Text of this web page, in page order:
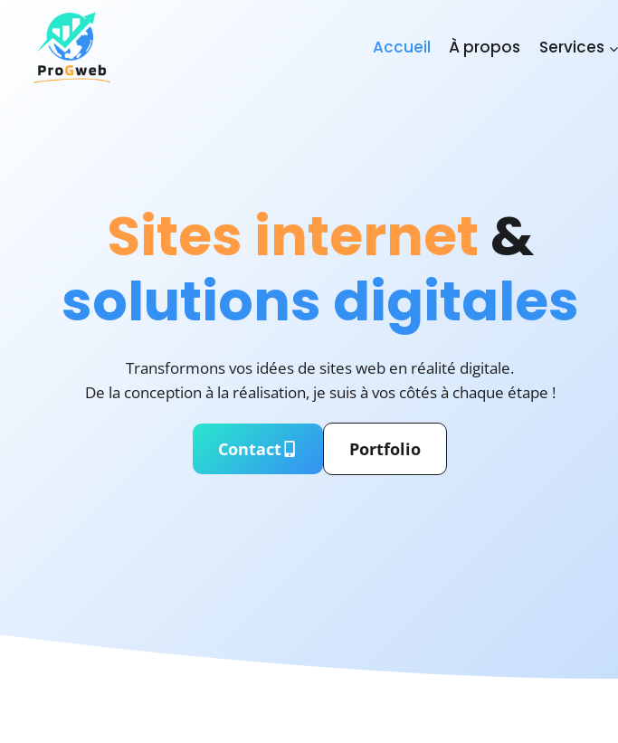
contenu
Accueil À propos Services
Sites internet &
solutions digitales
Transformons vos idées de sites web en réalité digitale.
De la conception à la réalisation, je suis à vos côtés à chaque étape !
Contact Portfolio